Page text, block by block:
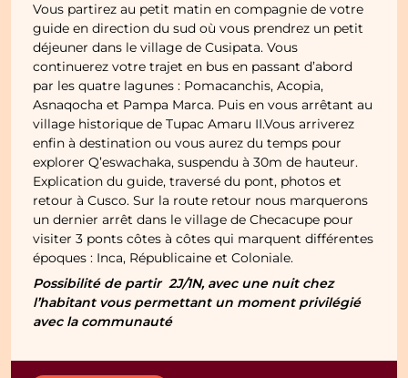
Vous partirez au petit matin en compagnie de votre
guide en direction du sud où vous prendrez un petit
déjeuner dans le village de Cusipata. Vous
continuerez votre trajet en bus en passant d’abord
par les quatre lagunes : Pomacanchis, Acopia,
Asnaqocha et Pampa Marca. Puis en vous arrêtant au
village historique de Tupac Amaru II.Vous arriverez
enfin à destination ou vous aurez du temps pour
explorer Q’eswachaka, suspendu à 30m de hauteur.
Explication du guide, traversé du pont, photos et
retour à Cusco. Sur la route retour nous marquerons
un dernier arrêt dans le village de Checacupe pour
visiter 3 ponts côtes à côtes qui marquent différentes
époques : Inca, Républicaine et Coloniale.
Possibilité de partir 2J/1N, avec une nuit chez
l’habitant vous permettant un moment privilégié
avec la communauté